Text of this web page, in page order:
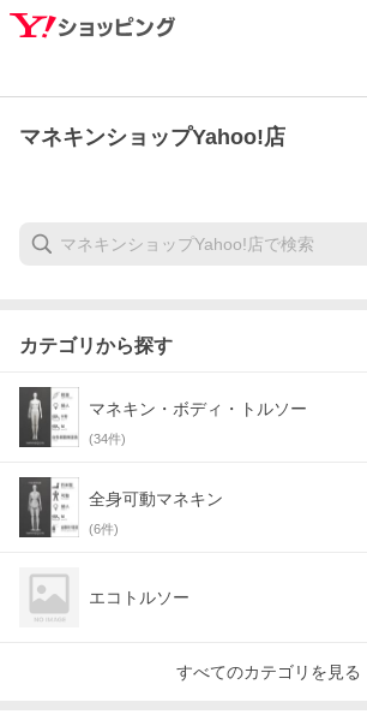
マネキンショップYahoo!店
カテゴリから探す
マネキン・ボディ・トルソー
(34件)
全身可動マネキン
(6件)
エコトルソー
すべてのカテゴリを見る